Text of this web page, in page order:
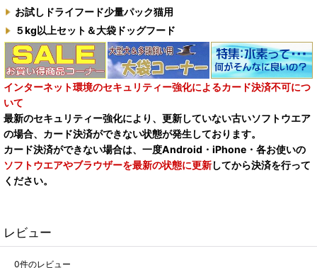
お試しドライフード少量パック猫用
５kg以上セット＆大袋ドッグフード
インターネット環境のセキュリティー強化によるカード決済不可につ
いて
最新のセキュリティー強化により、更新していない古いソフトウエア
の場合、カード決済ができない状態が発生しております。
カード決済ができない場合は、一度Android・iPhone・各お使いの
ソフトウエアやブラウザーを最新の状態に更新してから決済を行って
ください。
レビュー
0件のレビュー